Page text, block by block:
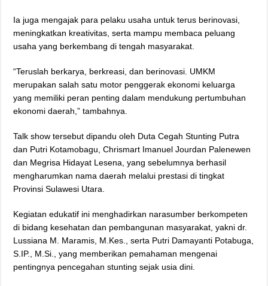
Ia juga mengajak para pelaku usaha untuk terus berinovasi,
meningkatkan kreativitas, serta mampu membaca peluang
usaha yang berkembang di tengah masyarakat.
“Teruslah berkarya, berkreasi, dan berinovasi. UMKM
merupakan salah satu motor penggerak ekonomi keluarga
yang memiliki peran penting dalam mendukung pertumbuhan
ekonomi daerah,” tambahnya.
Talk show tersebut dipandu oleh Duta Cegah Stunting Putra
dan Putri Kotamobagu, Chrismart Imanuel Jourdan Palenewen
dan Megrisa Hidayat Lesena, yang sebelumnya berhasil
mengharumkan nama daerah melalui prestasi di tingkat
Provinsi Sulawesi Utara.
Kegiatan edukatif ini menghadirkan narasumber berkompeten
di bidang kesehatan dan pembangunan masyarakat, yakni dr.
Lussiana M. Maramis, M.Kes., serta Putri Damayanti Potabuga,
S.IP., M.Si., yang memberikan pemahaman mengenai
pentingnya pencegahan stunting sejak usia dini.